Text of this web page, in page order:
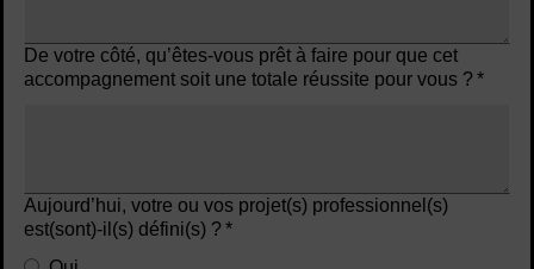
De votre côté, qu’êtes-vous prêt à faire pour que cet
accompagnement soit une totale réussite pour vous ? *
Aujourd’hui, votre ou vos projet(s) professionnel(s)
est(sont)-il(s) défini(s) ? *